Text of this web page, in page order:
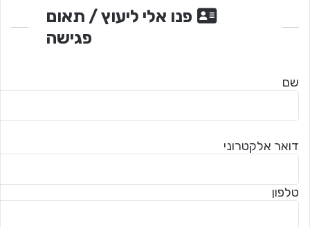
פנו אלי ליעוץ / תאום
פגישה
שם
דואר אלקטרוני
טלפון